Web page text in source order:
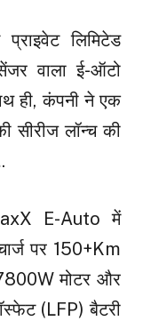
लिमिटेड
वाला ई-ऑटो
ही, कंपनी ने एक
सीरीज लॉन्च की
E-Auto में
पर 150+Km
मोटर और
(LFP) बैटरी